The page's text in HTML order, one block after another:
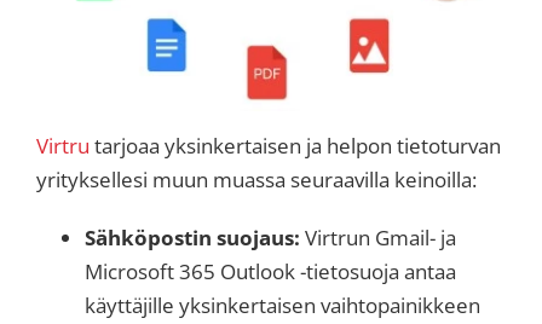
Virtru tarjoaa yksinkertaisen ja helpon tietoturvan
yrityksellesi muun muassa seuraavilla keinoilla:
Sähköpostin suojaus: Virtrun Gmail- ja
Microsoft 365 Outlook -tietosuoja antaa
käyttäjille yksinkertaisen vaihtopainikkeen